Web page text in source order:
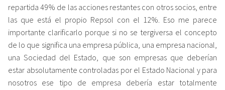
repartida 49% de las acciones restantes con otros socios, entre
las que está el propio Repsol con el 12%. Eso me parece
importante clarificarlo porque si no se tergiversa el concepto
de lo que significa una empresa pública, una empresa nacional,
una Sociedad del Estado, que son empresas que deberían
estar absolutamente controladas por el Estado Nacional y para
nosotros ese tipo de empresa debería estar totalmente